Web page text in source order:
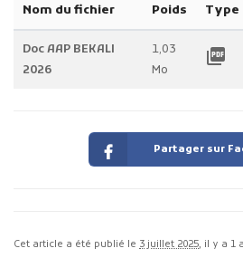
Nom du fichier Poids Type
Doc AAP BEKALI
2026
1,03
Mo
picture_as_pdf
Partager sur
Cet article a été publié le 3 juillet 2025, il y a 1